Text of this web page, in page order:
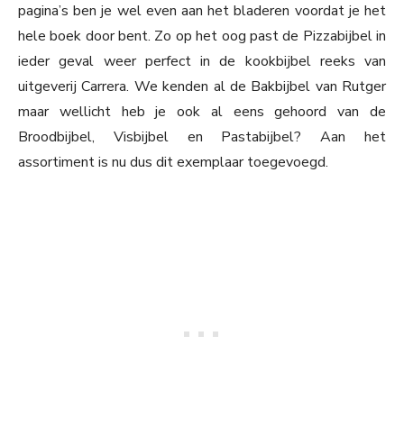
pagina’s ben je wel even aan het bladeren voordat je het
hele boek door bent. Zo op het oog past de Pizzabijbel in
ieder geval weer perfect in de kookbijbel reeks van
uitgeverij Carrera. We kenden al de Bakbijbel van Rutger
maar wellicht heb je ook al eens gehoord van de
Broodbijbel, Visbijbel en Pastabijbel? Aan het
assortiment is nu dus dit exemplaar toegevoegd.